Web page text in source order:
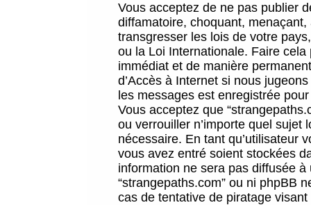
Vous acceptez de ne pas publier
diffamatoire, choquant,
transgresser les lois de votre
ou la Loi Internationale. Faire
immédiat et de manière
d’Accès à Internet si nous
les messages est enregistrée
Vous acceptez que
ou verrouiller n’importe quel sujet
nécessaire. En tant qu’utilisateur
vous avez entré soient stockées
information ne sera pas diffusée
“strangepaths.com” ou ni phpBB
cas de tentative de piratage